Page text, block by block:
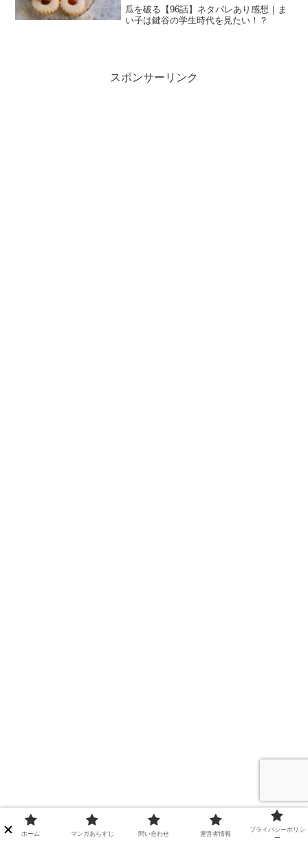
瓜を破る【96話】ネタバレあり感想｜ま
い子は鍵谷の学生時代を見たい！？
スポンサーリンク
ホーム マンガあらすじ 問い合わせ 運営者情報
プライバシーポリシ
ー